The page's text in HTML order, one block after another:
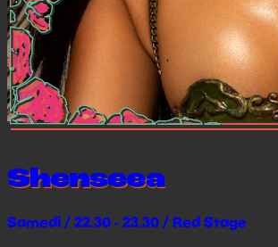
Shenseea
Samedi / 22.30 - 23.30 / Red Stage